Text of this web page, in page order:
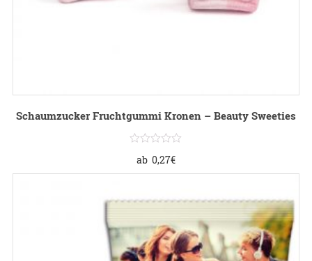
Schaumzucker Fruchtgummi Kronen – Beauty Sweeties
ab 0,27€